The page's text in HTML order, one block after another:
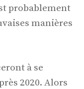
probablement
manières
à se
2020. Alors